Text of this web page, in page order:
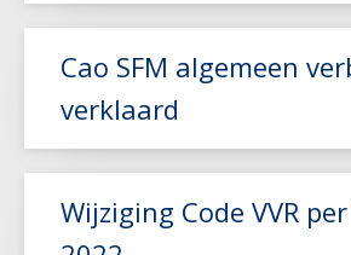
Lees meer
Lees meer
Cao SFM algemeen
verklaard
Wijziging Code VVR